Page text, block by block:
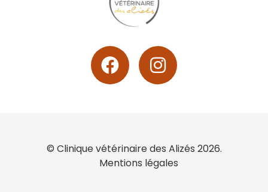
© Clinique vétérinaire des Alizés 2026.
Mentions légales